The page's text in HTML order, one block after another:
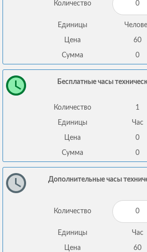
Количество
Единицы
Цена 60
Сумма 0
Бесплатные часы
Количество 1
Единицы Час
Цена 0
Сумма 0
Дополнительные часы
Количество
Единицы Час
Цена 60